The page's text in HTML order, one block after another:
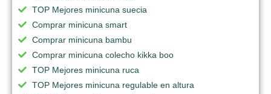
TOP Mejores minicuna suecia
Comprar minicuna smart
Comprar minicuna bambu
Comprar minicuna colecho kikka boo
TOP Mejores minicuna ruca
TOP Mejores minicuna regulable en altura